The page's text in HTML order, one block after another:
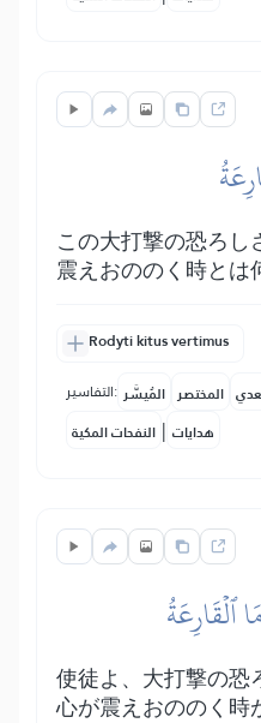
この大打撃の恐ろし
震えおののく時とは
Rodyti kitus vertimus
التفاسير: المُيسَّر المختصر
النفحات المكية | هدايات
ٱلۡقَارِعَةُ
使徒よ、大打撃の恐
心が震えおののく時